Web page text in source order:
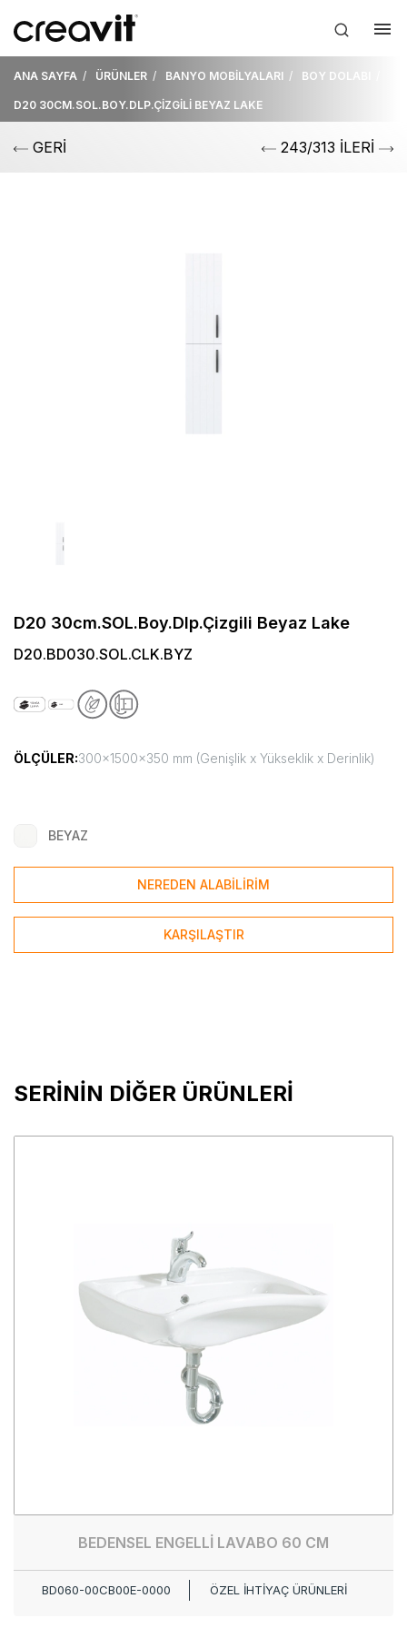
ANA SAYFA ÜRÜNLER BANYO MOBİLYALARI BOY DOLABI
D20 30CM.SOL.BOY.DLP.ÇİZGİLİ BEYAZ LAKE
GERİ 243/313 İLERİ
D20 30cm.SOL.Boy.Dlp.Çizgili Beyaz Lake
D20.BD030.SOL.CLK.BYZ
ÖLÇÜLER:300x1500x350 mm (Genişlik x Yükseklik x Derinlik)
BEYAZ
NEREDEN ALABİLİRİM
KARŞILAŞTIR
SERİNİN DİĞER ÜRÜNLERİ
BEDENSEL ENGELLİ LAVABO 60 CM
BD060-00CB00E-0000 ÖZEL İHTİYAÇ ÜRÜNLERİ